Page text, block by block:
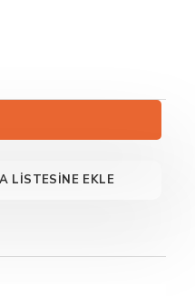
LISTESINE EKLE